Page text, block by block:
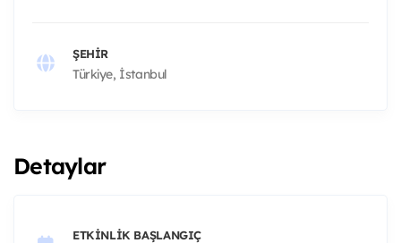
ŞEHIR
Türkiye, İstanbul
Detaylar
ETKINLIK BAŞLANGIÇ